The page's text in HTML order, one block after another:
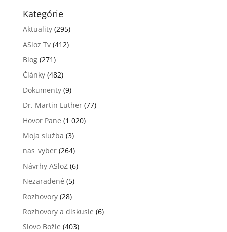
Kategórie
Aktuality(295)
ASloz Tv(412)
Blog(271)
Články(482)
Dokumenty(9)
Dr. Martin Luther(77)
Hovor Pane (1 020)
Moja služba (3)
nas_vyber(264)
Návrhy ASloZ(6)
Nezaradené (5)
Rozhovory(28)
Rozhovory a diskusie (6)
Slovo Božie (403)